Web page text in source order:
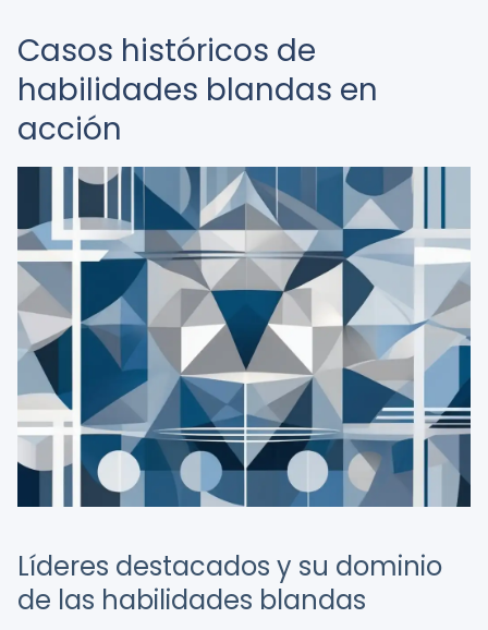
Casos históricos de
habilidades blandas en
acción
Líderes destacados y su dominio
de las habilidades blandas